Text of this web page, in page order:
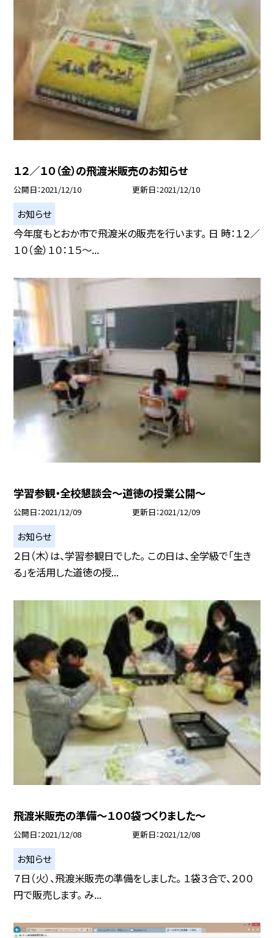
１２／１０（金）の飛渡米販売のお知らせ
公開日 2021/12/10 更新日 2021/12/10
お知らせ
今年度もとおか市で飛渡米の販売を行います。 日 時：１２／
１０（金）１０：１５〜...
学習参観・全校懇談会〜道徳の授業公開〜
公開日 2021/12/09 更新日 2021/12/09
お知らせ
２日（木）は、学習参観日でした。 この日は、全学級で「生き
る」を活用した道徳の授...
飛渡米販売の準備〜１００袋つくりました〜
公開日 2021/12/08 更新日 2021/12/08
お知らせ
７日（火）、飛渡米販売の準備をしました。 １袋３合で、２００
円で販売します。 み...